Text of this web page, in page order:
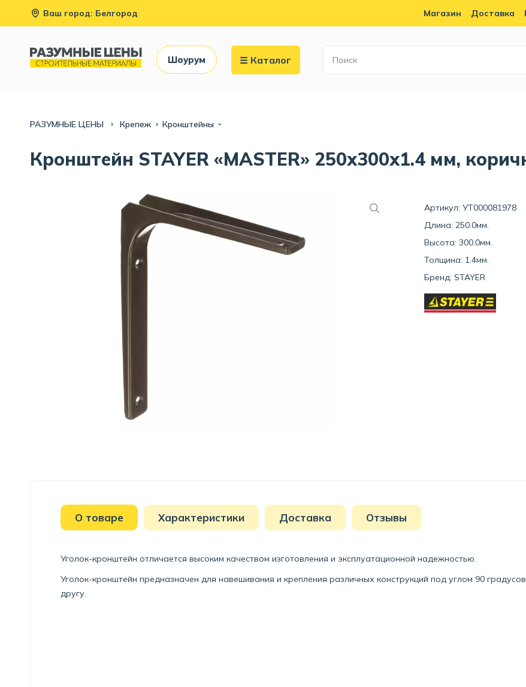
Ваш город: Белгород Магазин Доставка
Шоурум Каталог
РАЗУМНЫЕ ЦЕНЫ Крепеж Кронштейны
Кронштейн STAYER «MASTER» 250x300x1.4 мм,
Артикул: УТ000081978
Длина: 250.0мм.
Высота: 300.0мм.
Толщина: 1.4мм.
Бренд: STAYER
О товаре Характеристики Доставка Отзывы
Уголок-кронштейн отличается высоким качеством изготовления и эксплуатационной надежностью.
Уголок-кронштейн предназначен для навешивания и крепления различных конструкций под углом 90
другу.